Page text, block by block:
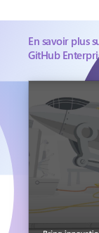
En savoir plus
GitHub